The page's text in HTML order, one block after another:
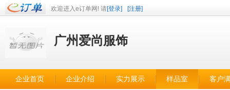
欢迎进入e订单网! 请[登录] [注册]
广州爱尚服饰
企业首页 企业介绍 实力展示 样品室 客户